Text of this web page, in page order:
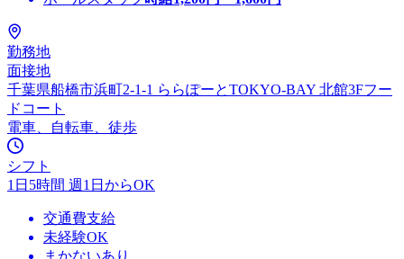
勤務地
面接地
千葉県船橋市浜町2-1-1 ららぽーとTOKYO-BAY 北館3Fフー
ドコート
電車、自転車、徒歩
シフト
1日5時間 週1日からOK
交通費支給
未経験OK
まかないあり